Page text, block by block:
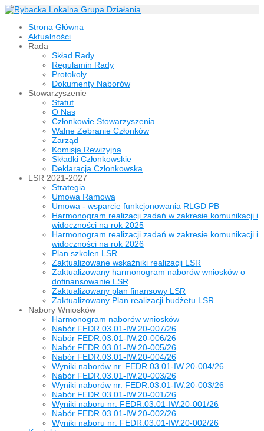
Strona Główna
Aktualności
Rada
Skład Rady
Regulamin Rady
Protokoły
Dokumenty Naborów
Stowarzyszenie
Statut
O Nas
Członkowie Stowarzyszenia
Walne Zebranie Członków
Zarząd
Komisja Rewizyjna
Składki Członkowskie
Deklaracja Członkowska
LSR 2021-2027
Strategia
Umowa Ramowa
Umowa - wsparcie funkcjonowania RLGD PB
Harmonogram realizacji zadań w zakresie komunikacji i
widoczności na rok 2025
Harmonogram realizacji zadań w zakresie komunikacji i
widoczności na rok 2026
Plan szkolen LSR
Zaktualizowane wskaźniki realizacji LSR
Zaktualizowany harmonogram naborów wniosków o
dofinansowanie LSR
Zaktualizowany plan finansowy LSR
Zaktualizowany Plan realizacji budżetu LSR
Nabory Wniosków
Harmonogram naborów wniosków
Nabór FEDR.03.01-IW.20-007/26
Nabór FEDR.03.01-IW.20-006/26
Nabór FEDR.03.01-IW.20-005/26
Nabór FEDR.03.01-IW.20-004/26
Wyniki naborów nr. FEDR.03.01-IW.20-004/26
Nabór FEDR.03.01-IW.20-003/26
Wyniki naborów nr. FEDR.03.01-IW.20-003/26
Nabór FEDR.03.01-IW.20-001/26
Wyniki naboru nr: FEDR.03.01-IW.20-001/26
Nabór FEDR.03.01-IW.20-002/26
Wyniki naboru nr: FEDR.03.01-IW.20-002/26